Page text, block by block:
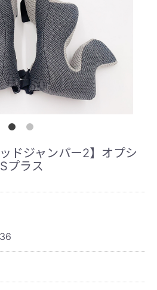
ドジャンパー2】オプシ
プラス